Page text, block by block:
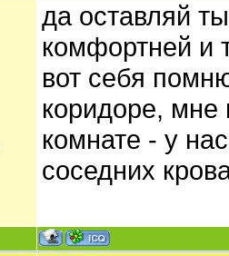
да оставляй
комфортней и
вот себя
коридоре, мне
комнате - у
соседних